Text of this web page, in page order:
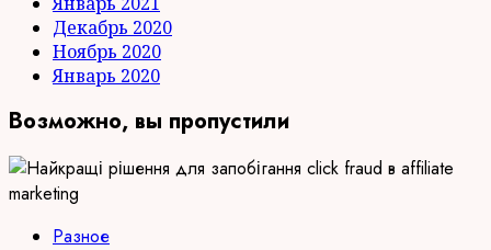
Декабрь 2020
Ноябрь 2020
Январь 2020
Возможно, вы пропустили
Разное